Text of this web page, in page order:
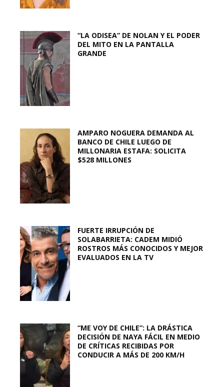
“LA ODISEA” DE NOLAN Y EL PODER
DEL MITO EN LA PANTALLA
GRANDE
AMPARO NOGUERA DEMANDA AL
BANCO DE CHILE LUEGO DE
MILLONARIA ESTAFA: SOLICITA
$528 MILLONES
FUERTE IRRUPCIÓN DE
SOLABARRIETA: CADEM MIDIÓ
ROSTROS MÁS CONOCIDOS Y MEJOR
EVALUADOS EN LA TV
“ME VOY DE CHILE”: LA DRÁSTICA
DECISIÓN DE NAYA FÁCIL EN MEDIO
DE CRÍTICAS RECIBIDAS POR
CONDUCIR A MÁS DE 200 KM/H